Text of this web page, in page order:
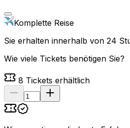
Komplette Reise
Sie erhalten innerhalb von 24
Wie viele Tickets benötigen Sie?
8 Tickets erhältlich